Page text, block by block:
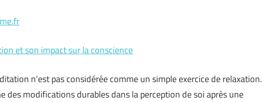
et son impact sur la conscience
n’est pas considérée comme un simple exercice de relaxation.
des modifications durables dans la perception de soi après une